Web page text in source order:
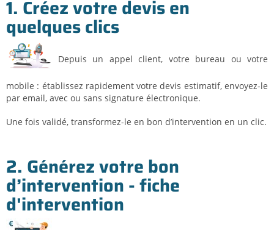
1. Créez votre devis en
quelques clics
Depuis un appel client, votre bureau ou votre
mobile : établissez rapidement votre devis estimatif, envoyez-le
par email, avec ou sans signature électronique.
Une fois validé, transformez-le en bon d’intervention en un clic.
2. Générez votre bon
d’intervention - fiche
d'intervention